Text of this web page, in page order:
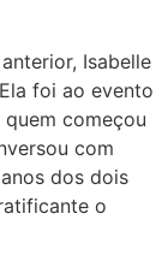
Isabelle
foi ao evento
começou
com
dos dois
o